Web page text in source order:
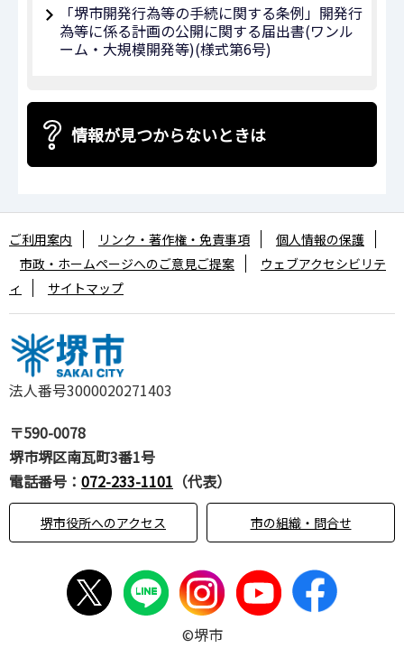
「堺市開発行為等の手続に関する条例」開発行
為等に係る計画の公開に関する届出書(ワンル
ーム・大規模開発等)(様式第6号)
情報が見つからないときは
法人番号3000020271403
〒590-0078
堺市堺区南瓦町3番1号
電話番号： 072-233-1101 （代表）
堺市役所へのアクセス 市の組織・問合せ
ご利用案内 リンク・著作権・免責事項
個人情報の保護
市政・ホームページへのご意見ご提案
ウェブアクセシビリテ
ィ
サイトマップ
©堺市